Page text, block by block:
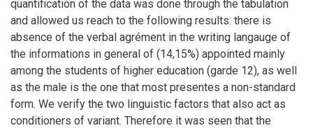
quantification of the data was done through the tabulation
and allowed us reach to the following results: there is
absence of the verbal agrément in the writing langauge of
the informations in general of (14,15%) appointed mainly
among the students of higher education (garde 12), as well
as the male is the one that most presentes a non-standard
form. We verify the two linguistic factors that also act as
conditioners of variant. Therefore it was seen that the